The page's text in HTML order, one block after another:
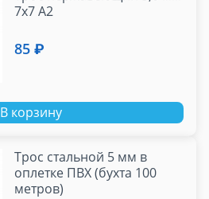
7х7 А2
85 ₽
В корзину
Трос стальной 5 мм в
оплетке ПВХ (бухта 100
метров)